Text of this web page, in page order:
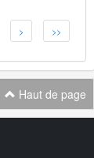
> >>
Haut de page